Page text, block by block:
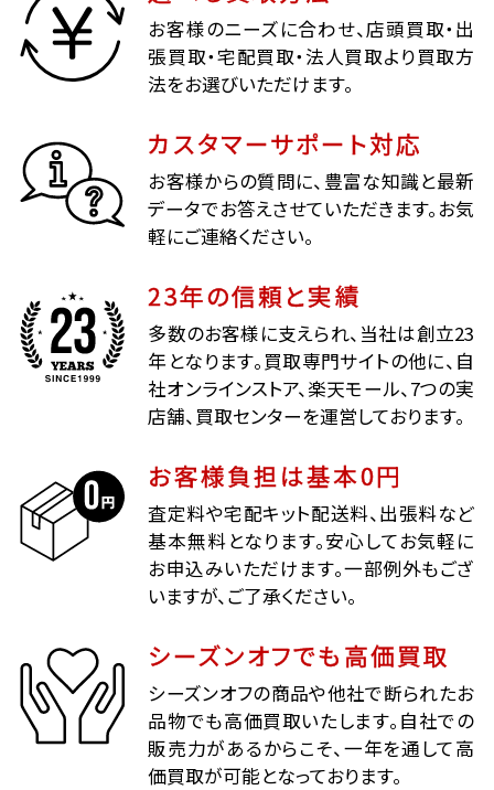
お客様のニーズに合わせ、店頭買取・出
張買取・宅配買取・法人買取より買取方
法をお選びいただけます。
カスタマーサポート対応
お客様からの質問に、豊富な知識と最新
データでお答えさせていただきます。お気
軽にご連絡ください。
23年の信頼と実績
多数のお客様に支えられ、当社は創立23
年となります。買取専門サイトの他に、自
社オンラインストア、楽天モール、7つの実
店舗、買取センターを運営しております。
お客様負担は基本0円
査定料や宅配キット配送料、出張料など
基本無料となります。安心してお気軽に
お申込みいただけます。一部例外もござ
いますが、ご了承ください。
シーズンオフでも高価買取
シーズンオフの商品や他社で断られたお
品物でも高価買取いたします。自社での
販売力があるからこそ、一年を通して高
価買取が可能となっております。